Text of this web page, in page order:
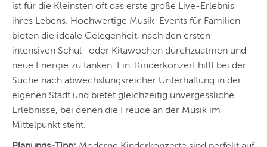
BERLIN
MÜNCHEN
FRANKFURT
KÖLN
ist für die Kleinsten oft das erste große Live-Erlebnis
ihres Lebens. Hochwertige Musik-Events für Familien
bieten die ideale Gelegenheit, nach den ersten
intensiven Schul- oder Kitawochen durchzuatmen und
neue Energie zu tanken. Ein Kinderkonzert hilft bei der
Suche nach abwechslungsreicher Unterhaltung in der
eigenen Stadt und bietet gleichzeitig unvergessliche
Erlebnisse, bei denen die Freude an der Musik im
Mittelpunkt steht.